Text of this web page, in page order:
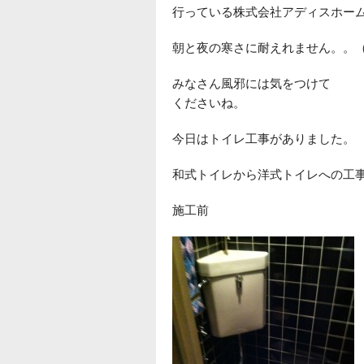
行っている株式会社アディスホー
朝と夜の寒さに耐えれません。。（
みなさん風邪には気をつけて
くださいね。
今日はトイレ工事がありました。
和式トイレから洋式トイレへの工
施工前